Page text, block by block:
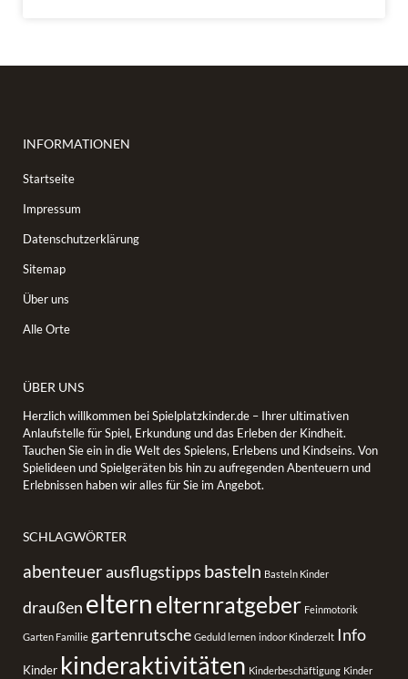
INFORMATIONEN
Startseite
Impressum
Datenschutzerklärung
Sitemap
Über uns
Alle Orte
ÜBER UNS
Herzlich willkommen bei Spielplatzkinder.de – Ihrer ultimativen
Anlaufstelle für Spiel, Erkundung und das Erleben der Kindheit.
Tauchen Sie ein in die Welt des Spielens, Erlebens und Kindseins. Von
Spielideen und Spielgeräten bis hin zu aufregenden Abenteuern und
Erlebnissen haben wir alles für Sie im Angebot.
SCHLAGWÖRTER
abenteuerausflugstipps basteln Basteln Kinder
draußen eltern elternratgeber Feinmotorik
Garten Familie gartenrutsche Geduld lernen indoor Kinderzelt Info
Kinder kinderaktivitäten Kinderbeschäftigung Kinder